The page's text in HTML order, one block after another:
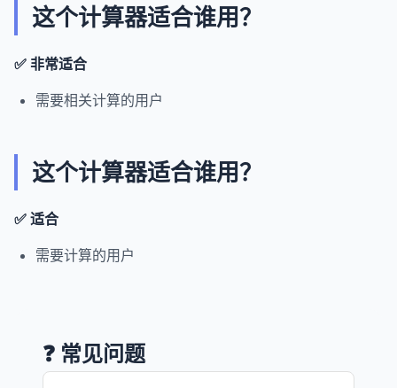
这个计算器适合谁用？
✅ 非常适合
需要相关计算的用户
这个计算器适合谁用？
✅ 适合
需要计算的用户
❓ 常见问题